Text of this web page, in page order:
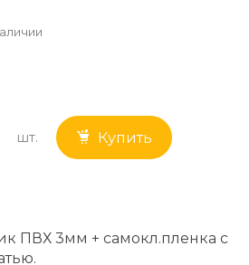
шт. Купить
ПВХ 3мм + самокл.пленка с